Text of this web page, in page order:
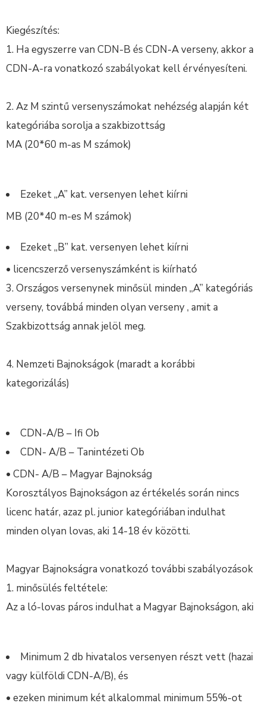
Kiegészítés:
1. Ha egyszerre van CDN-B és CDN-A verseny, akkor a
CDN-A-ra vonatkozó szabályokat kell érvényesíteni.
2. Az M szintű versenyszámokat nehézség alapján két
kategóriába sorolja a szakbizottság
MA (20*60 m-as M számok)
Ezeket „A” kat. versenyen lehet kiírni
MB (20*40 m-es M számok)
Ezeket „B” kat. versenyen lehet kiírni
• licencszerző versenyszámként is kiírható
3. Országos versenynek minősül minden „A” kategóriás
verseny, továbbá minden olyan verseny , amit a
Szakbizottság annak jelöl meg.
4. Nemzeti Bajnokságok (maradt a korábbi
kategorizálás)
CDN-A/B – Ifi Ob
CDN- A/B – Tanintézeti Ob
• CDN- A/B – Magyar Bajnokság
Korosztályos Bajnokságon az értékelés során nincs
licenc határ, azaz pl. junior kategóriában indulhat
minden olyan lovas, aki 14-18 év közötti.
Magyar Bajnokságra vonatkozó további szabályozások
1. minősülés feltétele:
Az a ló-lovas páros indulhat a Magyar Bajnokságon, aki
Minimum 2 db hivatalos versenyen részt vett (hazai
vagy külföldi CDN-A/B), és
• ezeken minimum két alkalommal minimum 55%-ot